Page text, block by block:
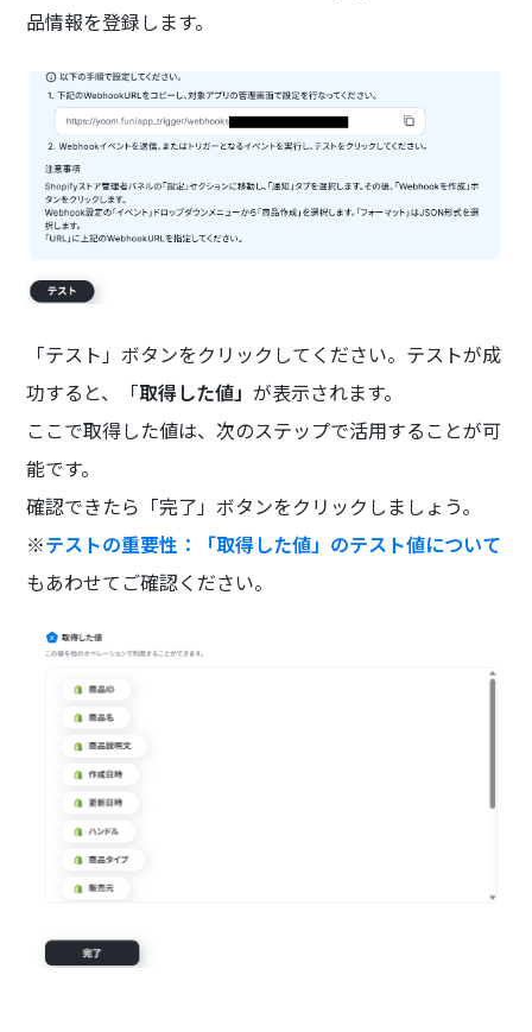
品情報を登録します。
「テスト」ボタンをクリックしてください。テストが成
功すると、「取得した値」が表示されます。
ここで取得した値は、次のステップで活用することが可
能です。
確認できたら「完了」ボタンをクリックしましょう。
※テストの重要性：「取得した値」のテスト値について
もあわせてご確認ください。